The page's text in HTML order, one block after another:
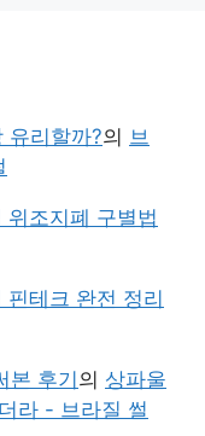
유리할까?의 브
위조지폐 구별법
핀테크 완전 정리
본 후기의 상파울
라 - 브라질 썰